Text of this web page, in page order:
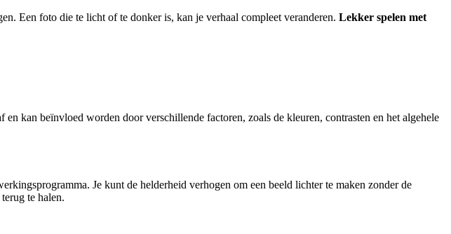
Een foto die te licht of te donker is, kan je verhaal compleet veranderen. Lekker spelen met
kan beïnvloed worden door verschillende factoren, zoals de kleuren, contrasten en het algehele
Je kunt de helderheid verhogen om een beeld lichter te maken zonder de
te halen.